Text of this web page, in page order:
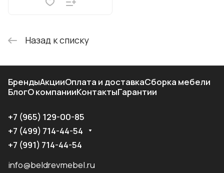
Назад к списку
БрендыАкцииОплата и доставкаСборка мебели
БлогО компанииКонтактыГарантии
+7 (965) 129-00-85
+7 (499) 714-44-54
+7 (991) 714-44-54
info@beldrevmebel.ru